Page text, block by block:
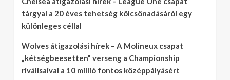
tárgyal a 20 éves tehetség kölcsönadásáról egy
különleges céllal
Wolves átigazolási hírek – A Molineux csapat
„kétségbeesetten” verseng a Championship
riválisaival a 10 millió fontos középpályásért